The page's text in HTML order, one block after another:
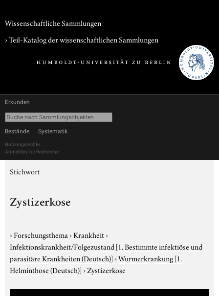
Wissenschaftliche Sammlungen
› Teil-Katalog der wissenschaftlichen Sammlungen
Erkunden
Bestände Systematik
Nutzungsrechte
Anmelden zur Recherche
Stichwort
Zystizerkose
›Forschungsthema›Krankheit›
Infektionskrankheit/Folgezustand [1. Bestimmte infektiöse und
parasitäre Krankheiten (Deutsch)]›Wurmerkrankung[1.
Helminthose (Deutsch)]›Zystizerkose